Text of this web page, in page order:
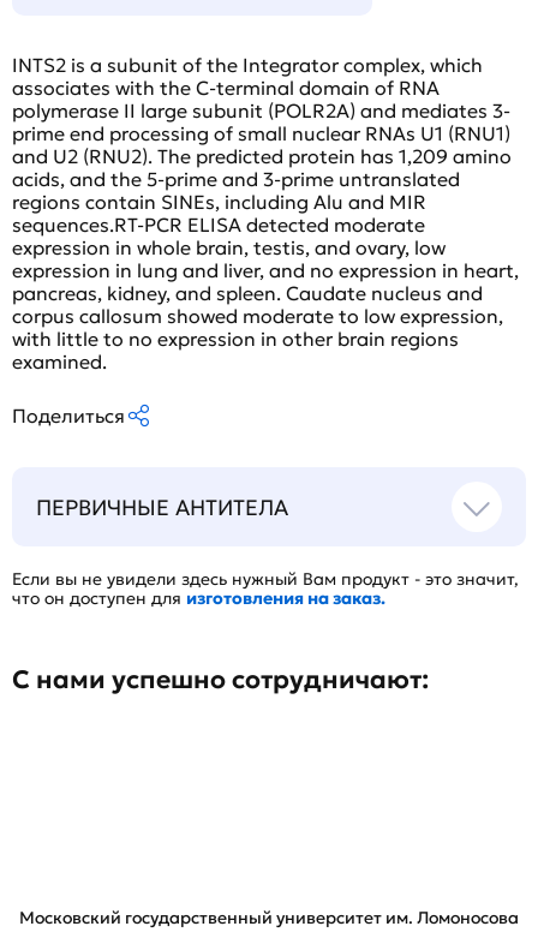
INTS2 is a subunit of the Integrator complex, which
associates with the C-terminal domain of RNA
polymerase II large subunit (POLR2A) and mediates 3-
prime end processing of small nuclear RNAs U1 (RNU1)
and U2 (RNU2). The predicted protein has 1,209 amino
acids, and the 5-prime and 3-prime untranslated
regions contain SINEs, including Alu and MIR
sequences.RT-PCR ELISA detected moderate
expression in whole brain, testis, and ovary, low
expression in lung and liver, and no expression in heart,
pancreas, kidney, and spleen. Caudate nucleus and
corpus callosum showed moderate to low expression,
with little to no expression in other brain regions
examined.
Поделиться
ПЕРВИЧНЫЕ АНТИТЕЛА
Если вы не увидели здесь нужный Вам продукт - это значит,
что он доступен для изготовления на заказ.
С нами успешно сотрудничают:
Московский государственный университет им. Ломоносова